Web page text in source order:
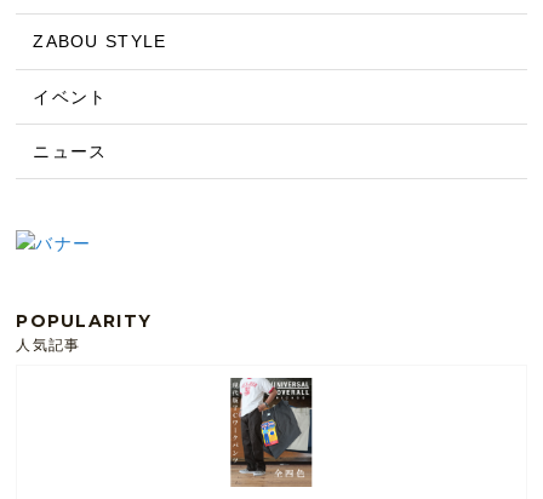
ZABOU STYLE
イベント
ニュース
POPULARITY
人気記事